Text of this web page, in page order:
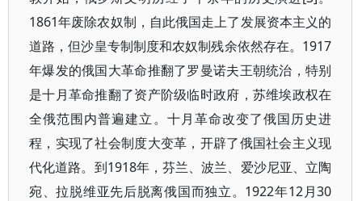
1861年废除农奴制，自此俄国走上了发展资本主义的
道路，但沙皇专制制度和农奴制残余依然存在。1917
年爆发的俄国大革命推翻了罗曼诺夫王朝统治，特别
是十月革命推翻了资产阶级临时政府，苏维埃政权在
全俄范围内普遍建立。十月革命改变了俄国历史进
程，实现了社会制度大变革，开辟了俄国社会主义现
代化道路。到1918年，芬兰、波兰、爱沙尼亚、立陶
宛、拉脱维亚先后脱离俄国而独立。1922年12月30